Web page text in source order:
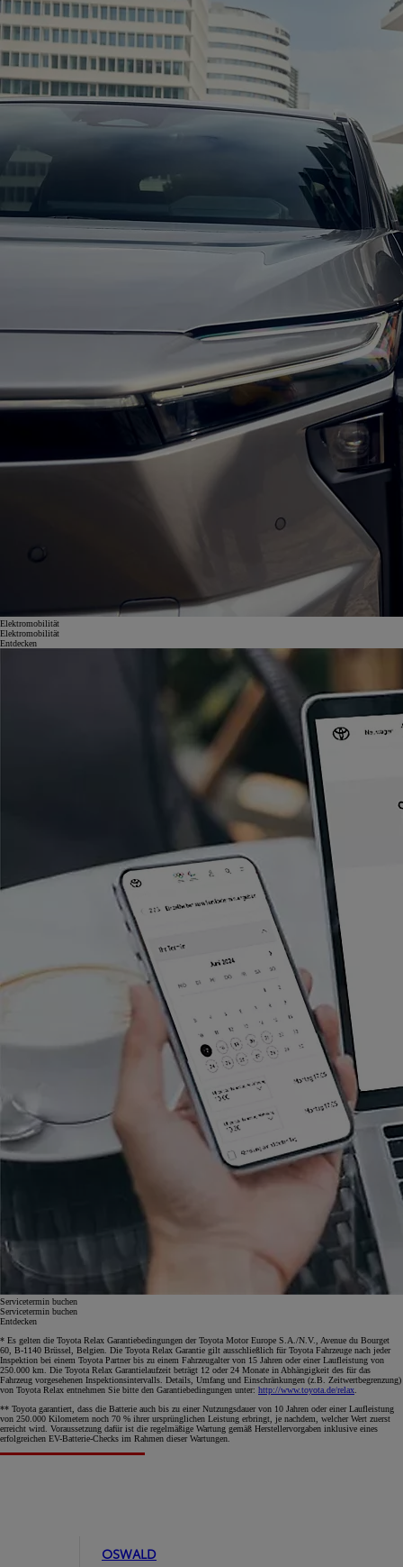
Elektromobilität
Elektromobilität
Entdecken
Servicetermin buchen
Servicetermin buchen
Entdecken
* Es gelten die Toyota Relax Garantiebedingungen der Toyota Motor Europe S.A./N.V., Avenue du Bourget
60, B-1140 Brüssel, Belgien. Die Toyota Relax Garantie gilt ausschließlich für Toyota Fahrzeuge nach jeder
Inspektion bei einem Toyota Partner bis zu einem Fahrzeugalter von 15 Jahren oder einer Laufleistung von
250.000 km. Die Toyota Relax Garantielaufzeit beträgt 12 oder 24 Monate in Abhängigkeit des für das
Fahrzeug vorgesehenen Inspektionsintervalls. Details, Umfang und Einschränkungen (z.B. Zeitwertbegrenzung)
von Toyota Relax entnehmen Sie bitte den Garantiebedingungen unter: http://www.toyota.de/relax
** Toyota garantiert, dass die Batterie auch bis zu einer Nutzungsdauer von 10 Jahren oder einer Laufleistung
von 250.000 Kilometern noch 70 % ihrer ursprünglichen Leistung erbringt, je nachdem, welcher Wert zuerst
erreicht wird. Voraussetzung dafür ist die regelmäßige Wartung gemäß Herstellervorgaben inklusive eines
erfolgreichen EV-Batterie-Checks im Rahmen dieser Wartungen.
OSWALD